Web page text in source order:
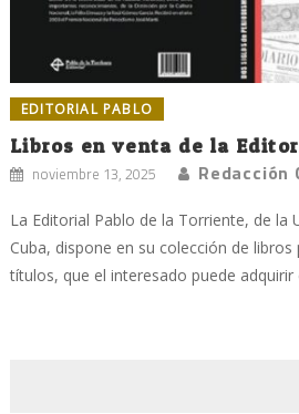
EDITORIAL PABLO
Libros en venta de la
noviembre 13, 2025 Redacción
La Editorial Pablo de la Torriente, de la
Cuba, dispone en su colección de libros
títulos, que el interesado puede adquirir